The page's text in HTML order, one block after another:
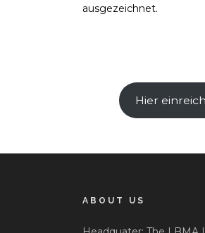
ausgezeichnet.
Hier
ABOUT US